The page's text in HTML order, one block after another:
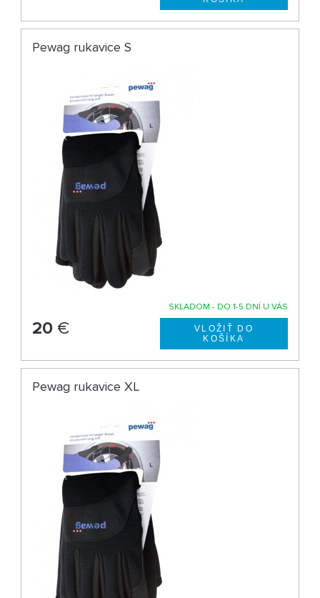
Pewag rukavice S
SKLADOM - DO 1-5 DNÍ U VÁS
20 €
Pewag rukavice XL